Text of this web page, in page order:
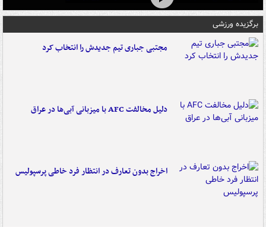
برگزیده ورزشی
مجتبی جباری تیم جدیدش را انتخاب کرد
دلیل مخالفت AFC با میزبانی آبی‌ها در عراق
اخراج بدون تعارف در انتظار فرد خاطی پرسپولیس